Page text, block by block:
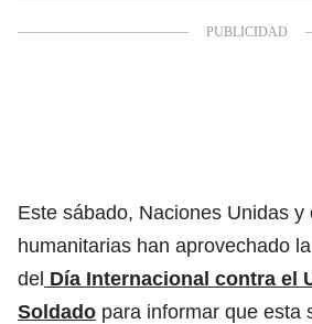
Este sábado, Naciones Unidas y
humanitarias han aprovechado
del Día Internacional contra el
Soldado para informar que esta